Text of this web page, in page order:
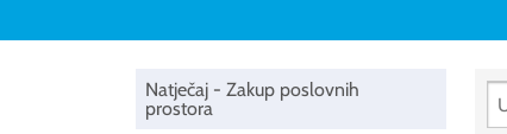
Natječaj - Zakup poslovnih
prostora